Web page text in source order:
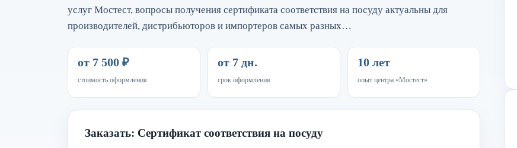
услуг Мостест, вопросы получения сертификата соответствия на посуду актуальны для
производителей, дистрибьюторов и импортеров самых разных…
от 7 500 ₽
стоимость оформления
от 7 дн.
срок оформления
10 лет
опыт центра «Мостест»
Заказать: Сертификат соответствия на посуду